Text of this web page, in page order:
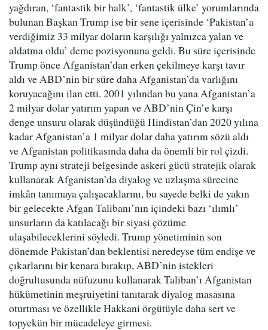
yağdıran, ‘fantastik bir halk’, ‘fantastik ülke’ yorumlarında
bulunan Başkan Trump ise bir sene içerisinde ‘Pakistan’a
verdiğimiz 33 milyar doların karşılığı yalnızca yalan ve
aldatma oldu’ deme pozisyonuna geldi. Bu süre içerisinde
Trump önce Afganistan’dan erken çekilmeye karşı tavır
aldı ve ABD’nin bir süre daha Afganistan’da varlığını
koruyacağını ilan etti. 2001 yılından bu yana Afganistan’a
2 milyar dolar yatırım yapan ve ABD’nin Çin’e karşı
denge unsuru olarak düşündüğü Hindistan’dan 2020 yılına
kadar Afganistan’a 1 milyar dolar daha yatırım sözü aldı
ve Afganistan politikasında daha da önemli bir rol çizdi.
Trump aynı strateji belgesinde askeri gücü stratejik olarak
kullanarak Afganistan’da diyalog ve uzlaşma sürecine
imkân tanımaya çalışacaklarını, bu sayede belki de yakın
bir gelecekte Afgan Talibanı’nın içindeki bazı ‘ılımlı’
unsurların da katılacağı bir siyasi çözüme
ulaşabileceklerini söyledi. Trump yönetiminin son
dönemde Pakistan’dan beklentisi neredeyse tüm endişe ve
çıkarlarını bir kenara bırakıp, ABD’nin istekleri
doğrultusunda nüfuzunu kullanarak Taliban’ı Afganistan
hükümetinin meşruiyetini tanıtarak diyalog masasına
oturtması ve özellikle Hakkani örgütüyle daha sert ve
topyekün bir mücadeleye girmesi.